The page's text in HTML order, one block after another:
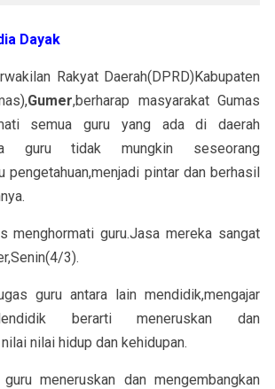
Dayak
Rakyat Daerah(DPRD)Kabupaten
Gumer,berharap masyarakat Gumas
semua guru yang ada di daerah
guru tidak mungkin seseorang
pengetahuan,menjadi pintar dan berhasil
menghormati guru.Jasa mereka sangat
3).
guru antara lain mendidik,mengajar
berarti meneruskan dan
nilai hidup dan kehidupan.
guru meneruskan dan mengembangkan